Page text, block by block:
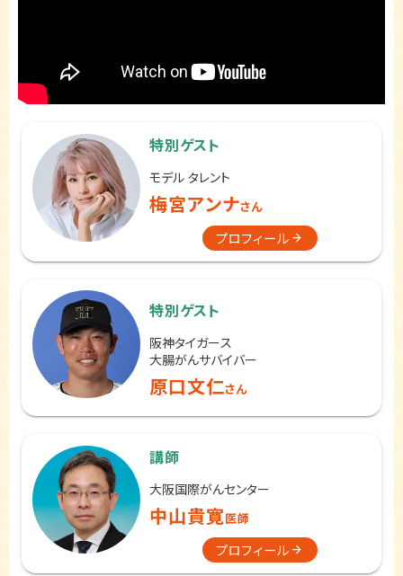
特別ゲスト
モデル タレント
梅宮アンナさん
プロフィール
特別ゲスト
阪神タイガース
大腸がんサバイバー
原口文仁さん
講師
大阪国際がんセンター
中山貴寛医師
プロフィール